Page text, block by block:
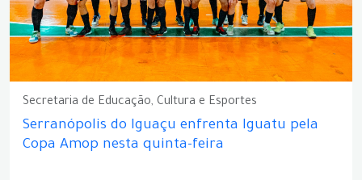
Secretaria de Educação, Cultura e Esportes
Serranópolis do Iguaçu enfrenta Iguatu pela
Copa Amop nesta quinta-feira